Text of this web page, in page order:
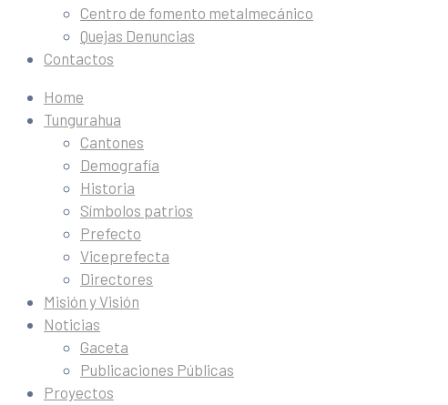
Centro de fomento metalmecánico
Quejas Denuncias
Contactos
Home
Tungurahua
Cantones
Demografía
Historia
Símbolos patrios
Prefecto
Viceprefecta
Directores
Misión y Visión
Noticias
Gaceta
Publicaciones Públicas
Proyectos